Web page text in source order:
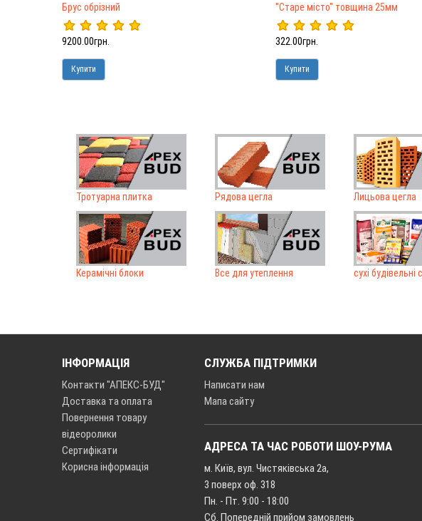
Брус обрізний
9200.00грн.
Купити
"Старе місто" товщина 25мм
322.00грн.
Купити
Тротуарна плитка Рядова цегла Лицьова цегла
Керамічні блоки Все для утеплення сухі будівельні
ІНФОРМАЦІЯ
Контакти "АПЕКС-БУД"
Доставка та оплата
Повернення товару
відеоролики
Сертифікати
Корисна інформація
СЛУЖБА ПІДТРИМКИ
Написати нам
Мапа сайту
АДРЕСА ТА ЧАС РОБОТИ ШОУ-РУМА
м. Київ, вул. Чистяківська 2а,
3 поверх оф. 318
Пн. - Пт. 9:00 - 18:00
Сб. Попередній прийом замовлень